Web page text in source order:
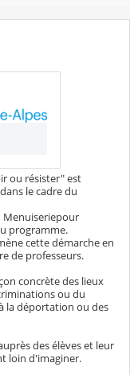
ou résister" est
le cadre du
Menuiseriepour
programme.
cette démarche en
de professeurs.
concrète des lieux
ou du
la déportation ou des
des élèves et leur
loin d'imaginer.